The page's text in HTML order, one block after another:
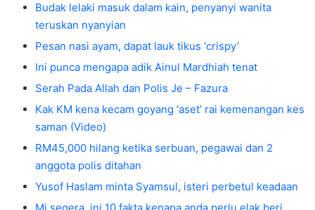
Budak lelaki masuk dalam kain, penyanyi wanita
teruskan nyanyian
Pesan nasi ayam, dapat lauk tikus ‘crispy’
Ini punca mengapa adik Ainul Mardhiah tenat
Serah Pada Allah dan Polis Je – Fazura
Kak KM kena kecam goyang ‘aset’ rai kemenangan kes
saman (Video)
RM45,000 hilang ketika serbuan, pegawai dan 2
anggota polis ditahan
Yusof Haslam minta Syamsul, isteri perbetul keadaan